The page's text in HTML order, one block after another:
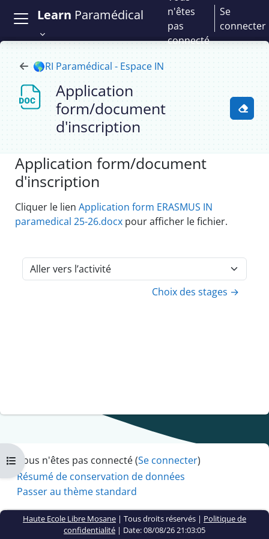
Learn Paramédical
n'êtes
pas
connecté
Se
connecter
Ouvrir l’index du cours
🌎RI Paramédical - Espace IN
Application
form/document
d'inscription
Application form/document
d'inscription
Conditions d’achèvement
Cliquer le lien Application form ERASMUS IN
paramedical 25-26.docx pour afficher le fichier.
Aller vers l’activité
Choix des stages →
Vous n'êtes pas connecté (Se connecter)
Résumé de conservation de données
Passer au thème standard
Haute Ecole Libre Mosane | Tous droits réservés | Politique de
confidentialité | Date: 08/08/26 21:03:05